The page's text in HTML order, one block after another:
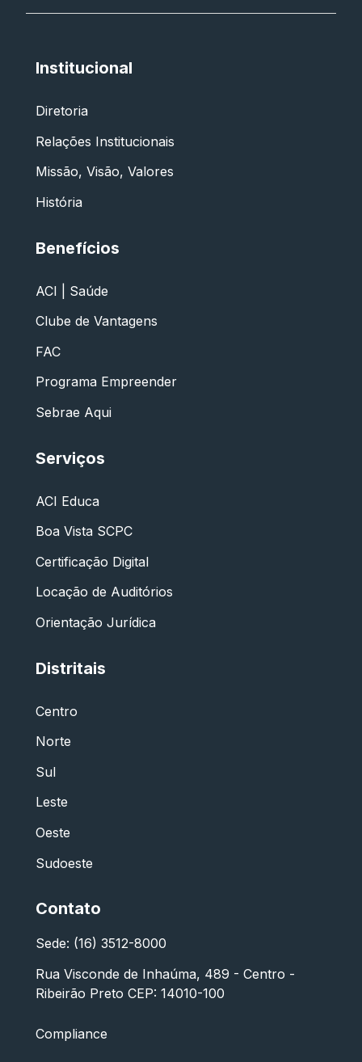
Institucional
Diretoria
Relações Institucionais
Missão, Visão, Valores
História
Benefícios
ACI | Saúde
Clube de Vantagens
FAC
Programa Empreender
Sebrae Aqui
Serviços
ACI Educa
Boa Vista SCPC
Certificação Digital
Locação de Auditórios
Orientação Jurídica
Distritais
Centro
Norte
Sul
Leste
Oeste
Sudoeste
Contato
Sede: (16) 3512-8000
Rua Visconde de Inhaúma, 489 - Centro -
Ribeirão Preto CEP: 14010-100
Compliance